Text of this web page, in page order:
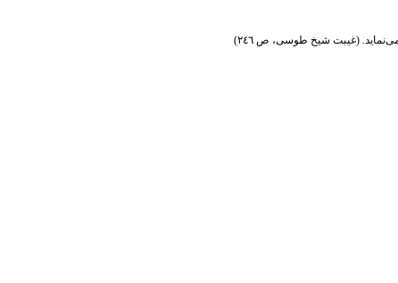
(غیبت شیخ طوسی، ص ٢٤٦)